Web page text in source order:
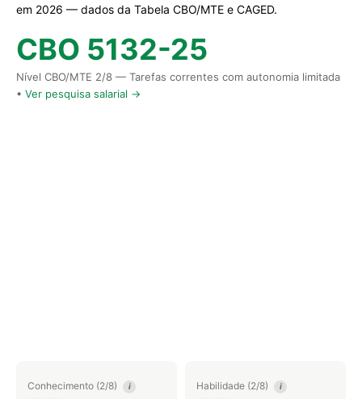
em 2026 — dados da Tabela CBO/MTE e CAGED.
CBO 5132-25
Nível CBO/MTE 2/8 — Tarefas correntes com autonomia limitada
• Ver pesquisa salarial →
Conhecimento (2/8) i Habilidade (2/8) i